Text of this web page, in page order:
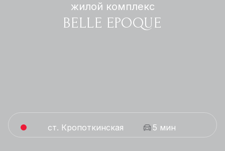
жилой комплекс
BELLE EPOQUE
ст. Кропоткинская 5 мин